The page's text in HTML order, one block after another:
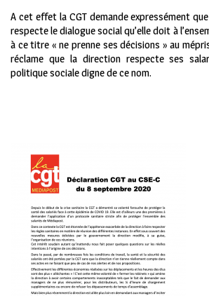
A cet effet la CGT demande expressément
respecte le dialogue social qu’elle doit à
à ce titre « ne prenne ses décisions » au
réclame que la direction respecte ses
politique sociale digne de ce nom.